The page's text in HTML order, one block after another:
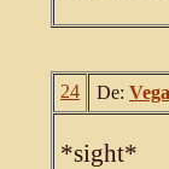
24 De: Vega
*sight*